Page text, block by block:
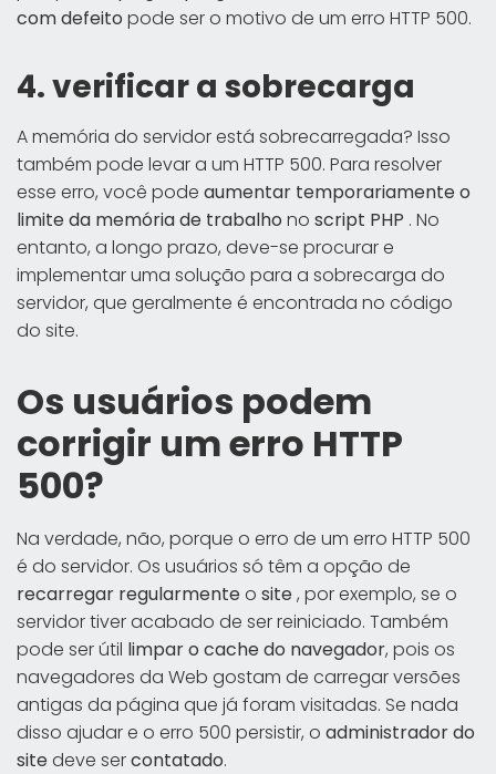
com defeito pode ser o motivo de um erro HTTP 500.
4. verificar a sobrecarga
A memória do servidor está sobrecarregada? Isso
também pode levar a um HTTP 500. Para resolver
esse erro, você pode aumentar temporariamente o
limite da memória de trabalho no script PHP . No
entanto, a longo prazo, deve-se procurar e
implementar uma solução para a sobrecarga do
servidor, que geralmente é encontrada no código
do site.
Os usuários podem
corrigir um erro HTTP
500?
Na verdade, não, porque o erro de um erro HTTP 500
é do servidor. Os usuários só têm a opção de
recarregar regularmenteo site, por exemplo, se o
servidor tiver acabado de ser reiniciado. Também
pode ser útil limpar o cache do navegador, pois os
navegadores da Web gostam de carregar versões
antigas da página que já foram visitadas. Se nada
disso ajudar e o erro 500 persistir, o administrador do
sitedeve sercontatado.